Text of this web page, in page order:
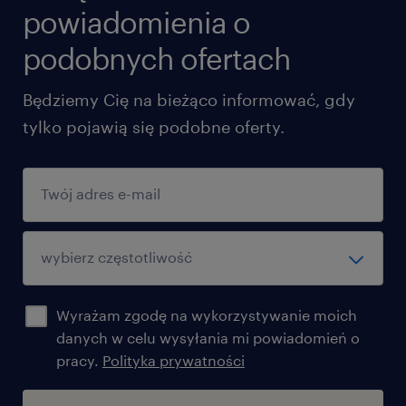
Dobra znajomość oprogramowania
AutoCAD oraz PLS-CADD.
Jak rozróżniamy poziomy stanowisk?
Na poziom REGULAR oczekujemy:
minimum 3-letniego doświadczenia przy
projektowaniu elektroenergetycznych
linii wysokich napięć. Atutem będzie
zagranicznych.
Na poziom SENIOR oczekujemy: minimum
5-letniego doświadczenia jako
powiadomienia o
podobnych ofertach
Będziemy Cię na bieżąco informować, gdy
tylko pojawią się podobne oferty.
Wyrażam zgodę na wykorzystywanie moich
danych w celu wysyłania mi powiadomień o
pracy. Polityka prywatności